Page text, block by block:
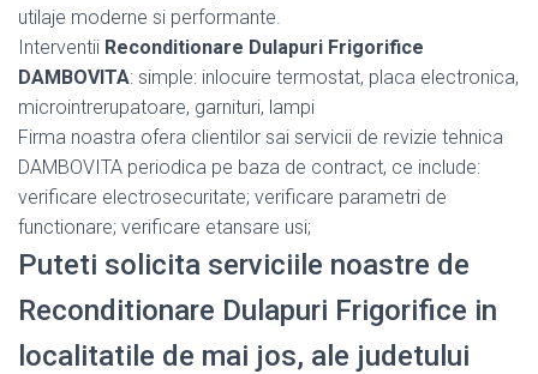
utilaje moderne si performante.
Interventii Reconditionare Dulapuri Frigorifice
DAMBOVITA: simple: inlocuire termostat, placa electronica,
microintrerupatoare, garnituri, lampi
Firma noastra ofera clientilor sai servicii de revizie tehnica
DAMBOVITA periodica pe baza de contract, ce include:
verificare electrosecuritate; verificare parametri de
functionare; verificare etansare usi;
Puteti solicita serviciile noastre de
Reconditionare Dulapuri Frigorifice in
localitatile de mai jos, ale judetului